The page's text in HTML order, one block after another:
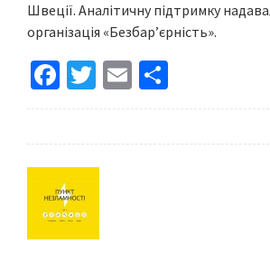
Швеції. Аналітичну підтримку
організація «Безбар’єрність».
Fa
ce
o
o
k
T
wi
er
E
m h